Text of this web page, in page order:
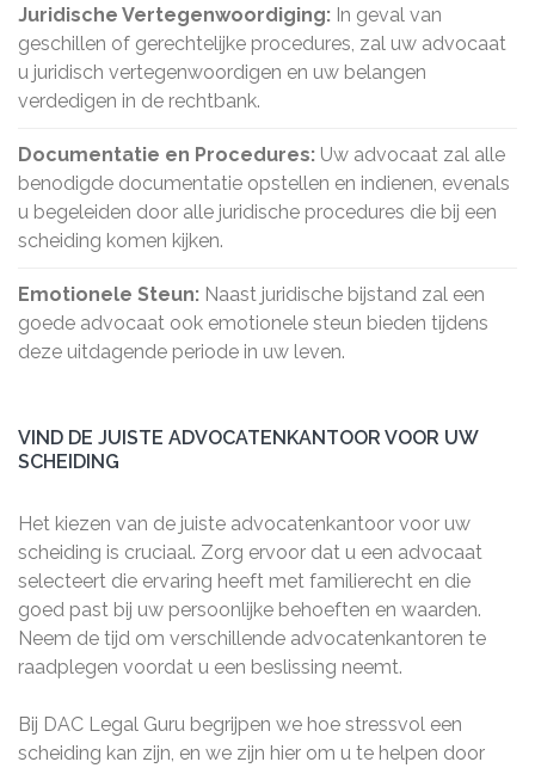
Juridische Vertegenwoordiging: In geval van
geschillen of gerechtelijke procedures, zal uw advocaat
u juridisch vertegenwoordigen en uw belangen
verdedigen in de rechtbank.
Documentatie en Procedures: Uw advocaat zal alle
benodigde documentatie opstellen en indienen, evenals
u begeleiden door alle juridische procedures die bij een
scheiding komen kijken.
Emotionele Steun: Naast juridische bijstand zal een
goede advocaat ook emotionele steun bieden tijdens
deze uitdagende periode in uw leven.
VIND DE JUISTE ADVOCATENKANTOOR VOOR UW
SCHEIDING
Het kiezen van de juiste advocatenkantoor voor uw
scheiding is cruciaal. Zorg ervoor dat u een advocaat
selecteert die ervaring heeft met familierecht en die
goed past bij uw persoonlijke behoeften en waarden.
Neem de tijd om verschillende advocatenkantoren te
raadplegen voordat u een beslissing neemt.
Bij DAC Legal Guru begrijpen we hoe stressvol een
scheiding kan zijn, en we zijn hier om u te helpen door